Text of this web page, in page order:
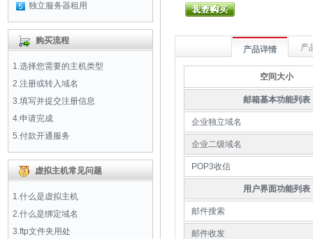
独立服务器租用
购买流程
1.选择您需要的主机类型
2.注册或转入域名
3.填写并提交注册信息
4.申请完成
5.付款开通服务
虚拟主机常见问题
1.什么是虚拟主机
2.什么是绑定域名
3.ftp文件夹用处
产品详情 产
空间大小
邮箱基本功能列表
企业独立域名
企业二级域名
POP3收信
用户界面功能列表
邮件搜索
邮件收发